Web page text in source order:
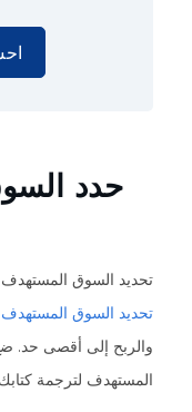
حدد
تحديد السوق المستهدف
تحديد السوق المستهدف
والربح إلى أقصى حد.
المستهدف لترجمة